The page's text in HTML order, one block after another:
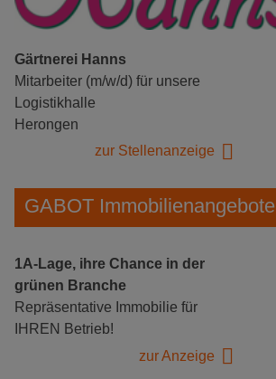
Gärtnerei Hanns
Mitarbeiter (m/w/d) für unsere
Logistikhalle
Herongen
zur Stellenanzeige
GABOT Immobilienangebote
1A-Lage, ihre Chance in der
grünen Branche
Repräsentative Immobilie für
IHREN Betrieb!
zur Anzeige